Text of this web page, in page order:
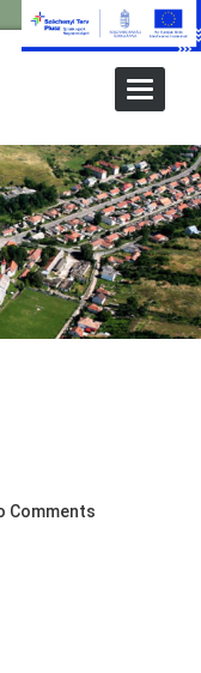
Toggle
Comments